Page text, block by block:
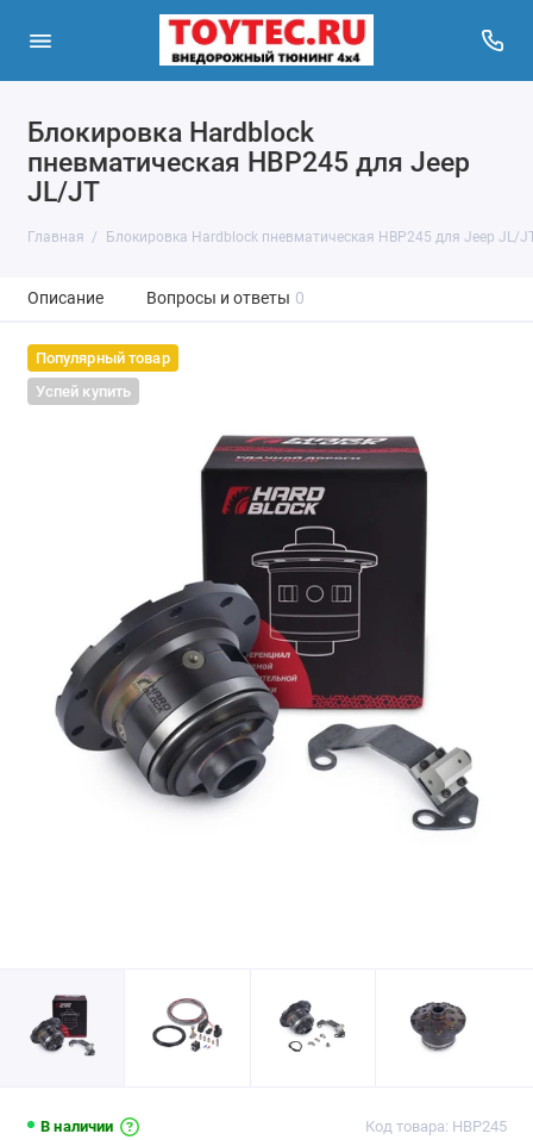
Блокировка Hardblock
пневматическая HBP245 для Jeep
JL/JT
Главная Блокировка Hardblock пневматическая HBP245 для Jeep JL/
Описание Вопросы и ответы 0
Популярный товар
Успей купить
В наличии Код товара: HBP245